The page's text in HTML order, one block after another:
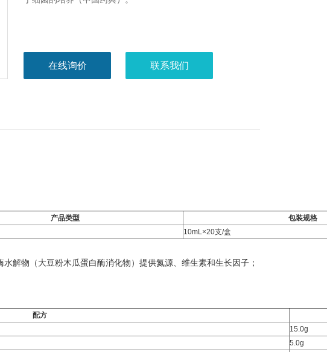
在线询价 联系我们
产品类型
包装规格
10mL×20支/盒
解物（大豆粉木瓜蛋白酶消化物）提供氮源、维生素和生长因子；
配方
15.0g
5.0g